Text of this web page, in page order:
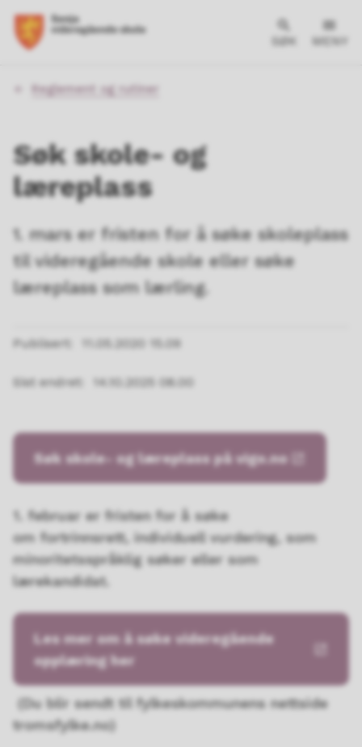
SØK MENY
Du
Reglement og rutiner
Søk skole- og
læreplass
1. mars er fristen for å søke skoleplass
til videregående skole eller søke
læreplass som lærling.
Publisert 11.05.2020 15.09
Sist endret 14.10.2025 08.00
Søk skole- og læreplass på vigo.no
1. februar er fristen for å søke
om fortrinnsrett, individuell vurdering, som
minoritetsspråklig søker eller som
lærekandidat.
Les mer om å søke videregående
opplæring her
(Du blir sendt til fylkeskommunens nettside
tromsfylke.no)